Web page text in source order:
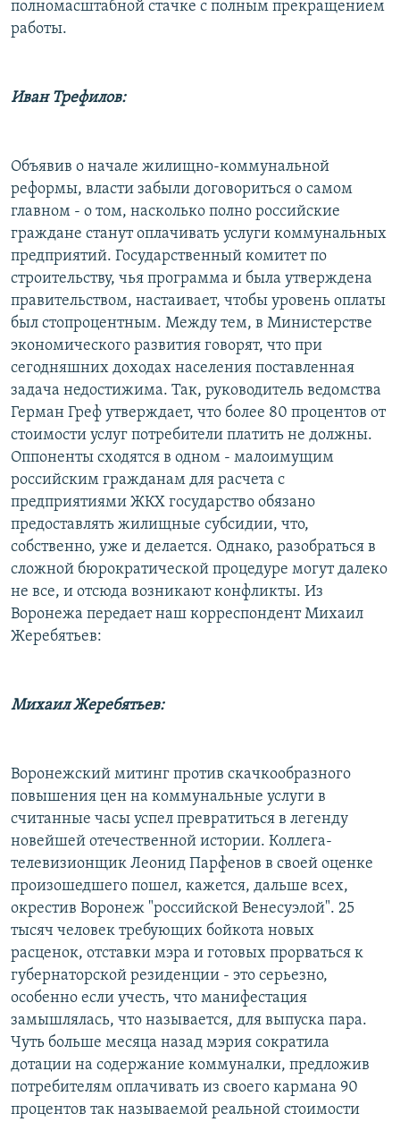
полномасштабной стачке с полным прекращением
работы.
Иван Трефилов:
Объявив о начале жилищно-коммунальной
реформы, власти забыли договориться о самом
главном - о том, насколько полно российские
граждане станут оплачивать услуги коммунальных
предприятий. Государственный комитет по
строительству, чья программа и была утверждена
правительством, настаивает, чтобы уровень оплаты
был стопроцентным. Между тем, в Министерстве
экономического развития говорят, что при
сегодняшних доходах населения поставленная
задача недостижима. Так, руководитель ведомства
Герман Греф утверждает, что более 80 процентов от
стоимости услуг потребители платить не должны.
Оппоненты сходятся в одном - малоимущим
российским гражданам для расчета с
предприятиями ЖКХ государство обязано
предоставлять жилищные субсидии, что,
собственно, уже и делается. Однако, разобраться в
сложной бюрократической процедуре могут далеко
не все, и отсюда возникают конфликты. Из
Воронежа передает наш корреспондент Михаил
Жеребятьев:
Михаил Жеребятьев:
Воронежский митинг против скачкообразного
повышения цен на коммунальные услуги в
считанные часы успел превратиться в легенду
новейшей отечественной истории. Коллега-
телевизионщик Леонид Парфенов в своей оценке
произошедшего пошел, кажется, дальше всех,
окрестив Воронеж "российской Венесуэлой". 25
тысяч человек требующих бойкота новых
расценок, отставки мэра и готовых прорваться к
губернаторской резиденции - это серьезно,
особенно если учесть, что манифестация
замышлялась, что называется, для выпуска пара.
Чуть больше месяца назад мэрия сократила
дотации на содержание коммуналки, предложив
потребителям оплачивать из своего кармана 90
процентов так называемой реальной стоимости